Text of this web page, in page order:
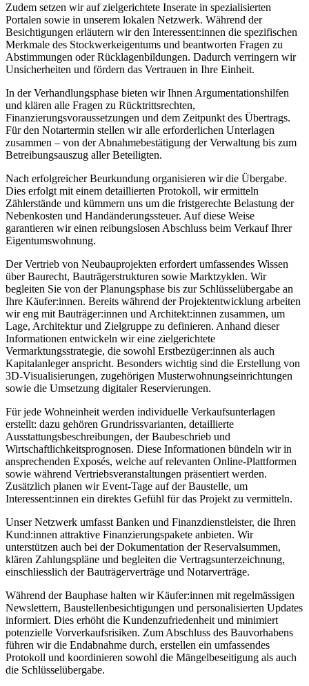
Zudem setzen wir auf zielgerichtete Inserate in spezialisierten
Portalen sowie in unserem lokalen Netzwerk. Während der
Besichtigungen erläutern wir den Interessent:innen die spezifischen
Merkmale des Stockwerkeigentums und beantworten Fragen zu
Abstimmungen oder Rücklagenbildungen. Dadurch verringern wir
Unsicherheiten und fördern das Vertrauen in Ihre Einheit.
In der Verhandlungsphase bieten wir Ihnen Argumentationshilfen
und klären alle Fragen zu Rücktrittsrechten,
Finanzierungsvoraussetzungen und dem Zeitpunkt des Übertrags.
Für den Notartermin stellen wir alle erforderlichen Unterlagen
zusammen – von der Abnahmebestätigung der Verwaltung bis zum
Betreibungsauszug aller Beteiligten.
Nach erfolgreicher Beurkundung organisieren wir die Übergabe.
Dies erfolgt mit einem detaillierten Protokoll, wir ermitteln
Zählerstände und kümmern uns um die fristgerechte Belastung der
Nebenkosten und Handänderungssteuer. Auf diese Weise
garantieren wir einen reibungslosen Abschluss beim Verkauf Ihrer
Eigentumswohnung.
Der Vertrieb von Neubauprojekten erfordert umfassendes Wissen
über Baurecht, Bauträgerstrukturen sowie Marktzyklen. Wir
begleiten Sie von der Planungsphase bis zur Schlüsselübergabe an
Ihre Käufer:innen. Bereits während der Projektentwicklung arbeiten
wir eng mit Bauträger:innen und Architekt:innen zusammen, um
Lage, Architektur und Zielgruppe zu definieren. Anhand dieser
Informationen entwickeln wir eine zielgerichtete
Vermarktungsstrategie, die sowohl Erstbezüger:innen als auch
Kapitalanleger anspricht. Besonders wichtig sind die Erstellung von
3D-Visualisierungen, zugehörigen Musterwohnungseinrichtungen
sowie die Umsetzung digitaler Reservierungen.
Für jede Wohneinheit werden individuelle Verkaufsunterlagen
erstellt: dazu gehören Grundrissvarianten, detaillierte
Ausstattungsbeschreibungen, der Baubeschrieb und
Wirtschaftlichkeitsprognosen. Diese Informationen bündeln wir in
ansprechenden Exposés, welche auf relevanten Online-Plattformen
sowie während Vertriebsveranstaltungen präsentiert werden.
Zusätzlich planen wir Event-Tage auf der Baustelle, um
Interessent:innen ein direktes Gefühl für das Projekt zu vermitteln.
Unser Netzwerk umfasst Banken und Finanzdienstleister, die Ihren
Kund:innen attraktive Finanzierungspakete anbieten. Wir
unterstützen auch bei der Dokumentation der Reservalsummen,
klären Zahlungspläne und begleiten die Vertragsunterzeichnung,
einschliesslich der Bauträgerverträge und Notarverträge.
Während der Bauphase halten wir Käufer:innen mit regelmässigen
Newslettern, Baustellenbesichtigungen und personalisierten Updates
informiert. Dies erhöht die Kundenzufriedenheit und minimiert
potenzielle Vorverkaufsrisiken. Zum Abschluss des Bauvorhabens
führen wir die Endabnahme durch, erstellen ein umfassendes
Protokoll und koordinieren sowohl die Mängelbeseitigung als auch
die Schlüsselübergabe.